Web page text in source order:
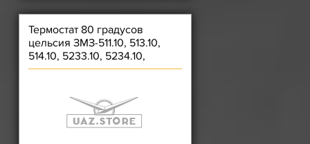
Термостат 80 градусов
цельсия ЗМЗ-511.10, 513.10,
514.10, 5233.10, 5234.10,
5231.10, 52342.10